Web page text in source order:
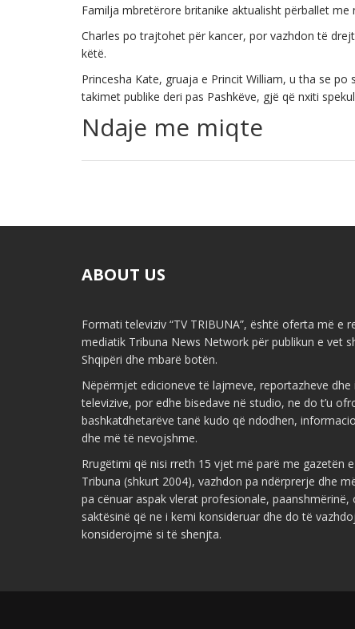
Familja mbretërore britanike aktualisht përballet
Charles po trajtohet për kancer, por vazhdon të
këtë.
Princesha Kate, gruaja e Princit William, u tha se
takimet publike deri pas Pashkëve, gjë që nxiti
Ndaje me miqte
ABOUT US
Formati televiziv “TV TRIBUNA”, është oferta më e
mediatik Tribuna News Network për publikun e vet
Shqipëri dhe mbarë botën.
Nëpërmjet edicioneve të lajmeve, reportazheve dhe
televizive, por edhe bisedave në studio, ne do t’u
bashkatdhetarëve tanë kudo që ndodhen,
dhe më të nevojshme.
Rrugëtimi që nisi rreth 15 vjet më parë me gazetën
Tribuna (shkurt 2004), vazhdon pa ndërprerje dhe
pa cënuar aspak vlerat profesionale, paanshmërinë,
saktësinë që ne i kemi konsideruar dhe do të
konsiderojmë si të shenjta.